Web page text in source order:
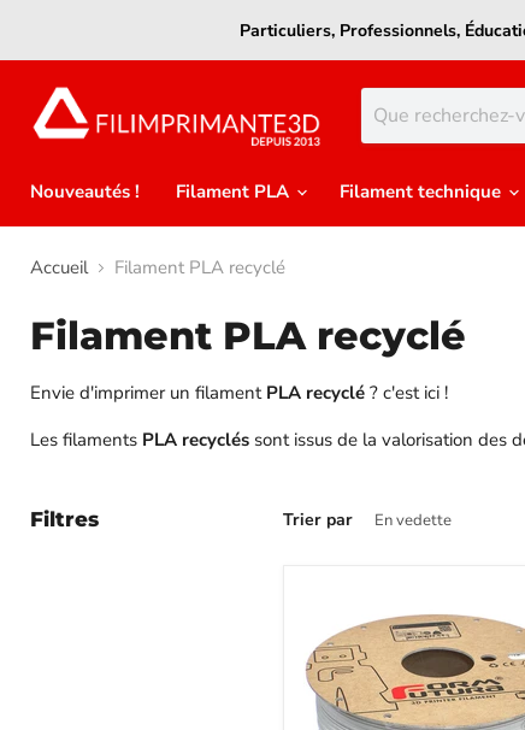
Particuliers, Professionnels,
Nouveautés ! Filament PLA Filament technique
Accueil Filament PLA recyclé
Filament PLA recyclé
Envie d'imprimer un filament PLA recyclé ? c'est ici !
Les filaments PLA recyclés sont issus de la valorisation des
Filtres Trier par